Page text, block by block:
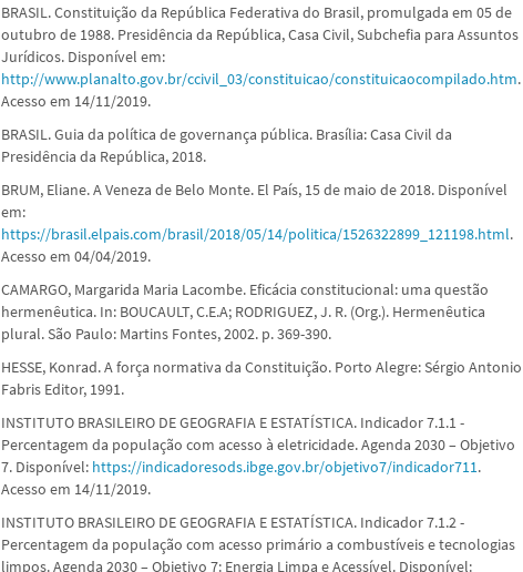
BRASIL. Constituição da República Federativa do Brasil, promulgada em 05 de
outubro de 1988. Presidência da República, Casa Civil, Subchefia para Assuntos
Jurídicos. Disponível em:
http://www.planalto.gov.br/ccivil_03/constituicao/constituicaocompilado.htm.
Acesso em 14/11/2019.
BRASIL. Guia da política de governança pública. Brasília: Casa Civil da
Presidência da República, 2018.
BRUM, Eliane. A Veneza de Belo Monte. El País, 15 de maio de 2018. Disponível
em:
https://brasil.elpais.com/brasil/2018/05/14/politica/1526322899_121198.html.
Acesso em 04/04/2019.
CAMARGO, Margarida Maria Lacombe. Eficácia constitucional: uma questão
hermenêutica. In: BOUCAULT, C.E.A; RODRIGUEZ, J. R. (Org.). Hermenêutica
plural. São Paulo: Martins Fontes, 2002. p. 369-390.
HESSE, Konrad. A força normativa da Constituição. Porto Alegre: Sérgio Antonio
Fabris Editor, 1991.
INSTITUTO BRASILEIRO DE GEOGRAFIA E ESTATÍSTICA. Indicador 7.1.1 -
Percentagem da população com acesso à eletricidade. Agenda 2030 – Objetivo
7. Disponível: https://indicadoresods.ibge.gov.br/objetivo7/indicador711.
Acesso em 14/11/2019.
INSTITUTO BRASILEIRO DE GEOGRAFIA E ESTATÍSTICA. Indicador 7.1.2 -
Percentagem da população com acesso primário a combustíveis e tecnologias
limpos. Agenda 2030 – Objetivo 7: Energia Limpa e Acessível. Disponível: